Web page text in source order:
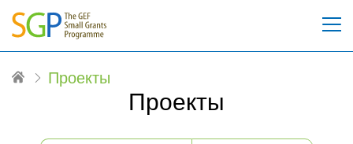
Проекты
Проекты